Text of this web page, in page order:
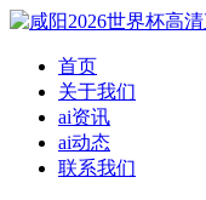
首页
关于我们
ai资讯
ai动态
联系我们